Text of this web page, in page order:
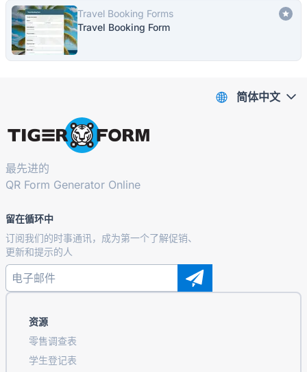
Travel Booking Forms
Travel Booking Form
最先进的
QR Form Generator Online
留在循环中
订阅我们的时事通讯，成为第一个了解促销、
更新和提示的人
资源
零售调查表
学生登记表
简体中文